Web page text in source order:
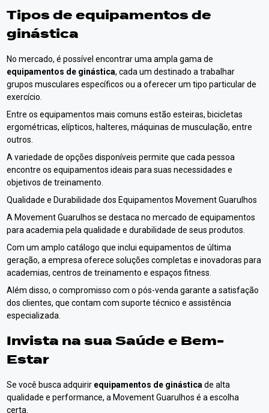
Tipos deequipamentos de
ginástica
No mercado, é possível encontrar uma ampla gama de
equipamentos de ginástica, cada um destinado a trabalhar
grupos musculares específicos ou a oferecer um tipo particular de
exercício.
Entre os equipamentos mais comuns estão esteiras, bicicletas
ergométricas, elípticos, halteres, máquinas de musculação, entre
outros.
A variedade de opções disponíveis permite que cada pessoa
encontre os equipamentos ideais para suas necessidades e
objetivos de treinamento.
Qualidade e Durabilidade dos Equipamentos Movement Guarulhos
A Movement Guarulhos se destaca no mercado de equipamentos
para academia pela qualidade e durabilidade de seus produtos.
Com um amplo catálogo que inclui equipamentos de última
geração, a empresa oferece soluções completas e inovadoras para
academias, centros de treinamento e espaços fitness.
Além disso, o compromisso com o pós-venda garante a satisfação
dos clientes, que contam com suporte técnico e assistência
especializada.
Invista na sua Saúde e Bem-
Estar
Se você busca adquirir equipamentos de ginástica de alta
qualidade e performance, a Movement Guarulhos é a escolha
certa.